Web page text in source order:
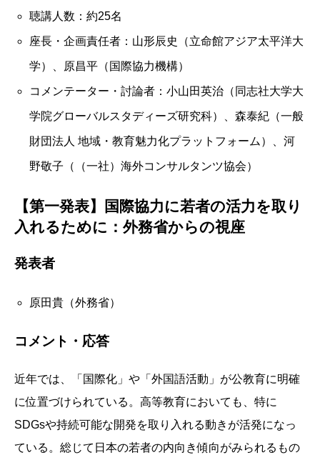
聴講人数：約25名
座長・企画責任者： 山形辰史（立命館アジア太平洋大
学）、 原昌平（国際協力機構）
コメンテーター・討論者： 小山田英治（同志社大学大
学院グローバルスタディーズ研究科）、 森泰紀（一般
財団法人 地域・教育魅力化プラットフォーム）、 河
野敬子（（一社）海外コンサルタンツ協会）
【第一発表】国際協力に若者の活力を取り
入れるために：外務省からの視座
発表者
原田貴（外務省）
コメント・応答
近年では、「国際化」や「外国語活動」が公教育に明確
に位置づけられている。高等教育においても、特に
SDGsや持続可能な開発を取り入れる動きが活発になっ
ている。総じて日本の若者の内向き傾向がみられるもの